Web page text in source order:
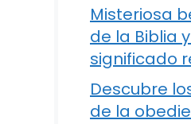
Misteriosa
de la Biblia
significado
Descubre
de la